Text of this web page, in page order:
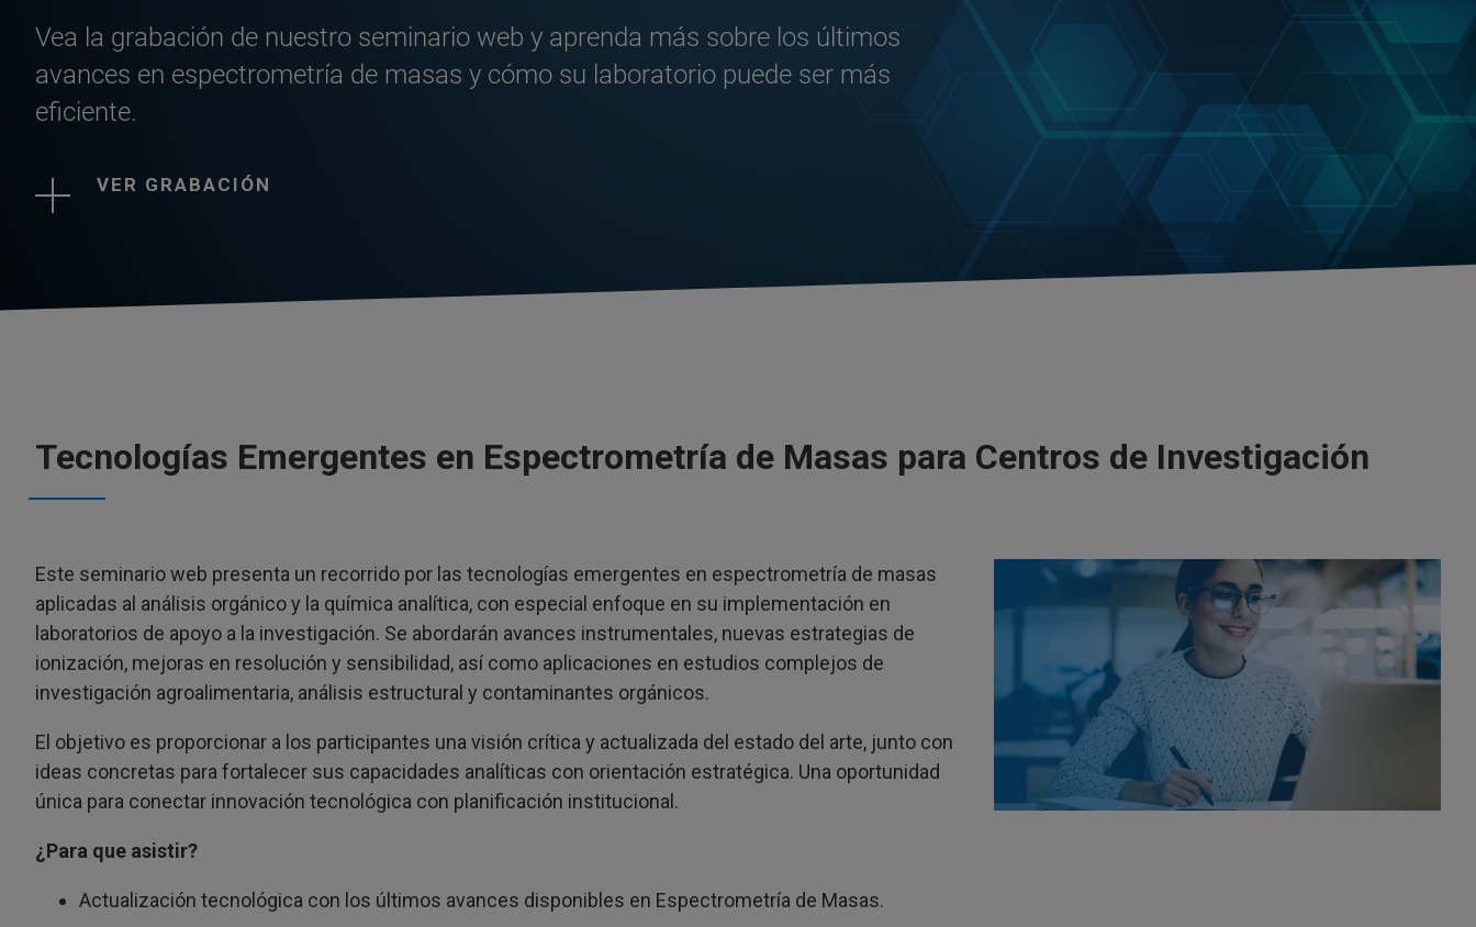
Vea la grabación de nuestro seminario web y aprenda más sobre los últimos
avances en espectrometría de masas y cómo su laboratorio puede ser más
eficiente.
VER GRABACIÓN
Tecnologías Emergentes en Espectrometría de Masas para Centros de Investigación
Este seminario web presenta un recorrido por las tecnologías emergentes en espectrometría de masas
aplicadas al análisis orgánico y la química analítica, con especial enfoque en su implementación en
laboratorios de apoyo a la investigación. Se abordarán avances instrumentales, nuevas estrategias de
ionización, mejoras en resolución y sensibilidad, así como aplicaciones en estudios complejos de
investigación agroalimentaria, análisis estructural y contaminantes orgánicos.
El objetivo es proporcionar a los participantes una visión crítica y actualizada del estado del arte, junto con
ideas concretas para fortalecer sus capacidades analíticas con orientación estratégica. Una oportunidad
única para conectar innovación tecnológica con planificación institucional.
¿Para que asistir?
Actualización tecnológica con los últimos avances disponibles en Espectrometría de Masas.